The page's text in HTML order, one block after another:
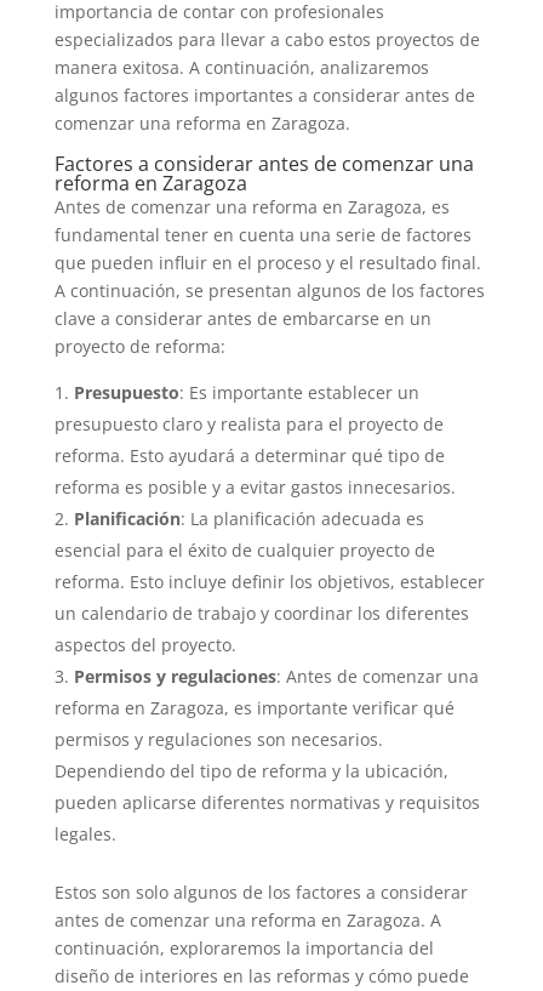
importancia de contar con profesionales
especializados para llevar a cabo estos proyectos de
manera exitosa. A continuación, analizaremos
algunos factores importantes a considerar antes de
comenzar una reforma en Zaragoza.
Factores a considerar antes de comenzar una
reforma en Zaragoza
Antes de comenzar una reforma en Zaragoza, es
fundamental tener en cuenta una serie de factores
que pueden influir en el proceso y el resultado final.
A continuación, se presentan algunos de los factores
clave a considerar antes de embarcarse en un
proyecto de reforma:
Presupuesto: Es importante establecer un
presupuesto claro y realista para el proyecto de
reforma. Esto ayudará a determinar qué tipo de
reforma es posible y a evitar gastos innecesarios.
Planificación: La planificación adecuada es
esencial para el éxito de cualquier proyecto de
reforma. Esto incluye definir los objetivos, establecer
un calendario de trabajo y coordinar los diferentes
aspectos del proyecto.
Permisos y regulaciones: Antes de comenzar una
reforma en Zaragoza, es importante verificar qué
permisos y regulaciones son necesarios.
Dependiendo del tipo de reforma y la ubicación,
pueden aplicarse diferentes normativas y requisitos
legales.
Estos son solo algunos de los factores a considerar
antes de comenzar una reforma en Zaragoza. A
continuación, exploraremos la importancia del
diseño de interiores en las reformas y cómo puede